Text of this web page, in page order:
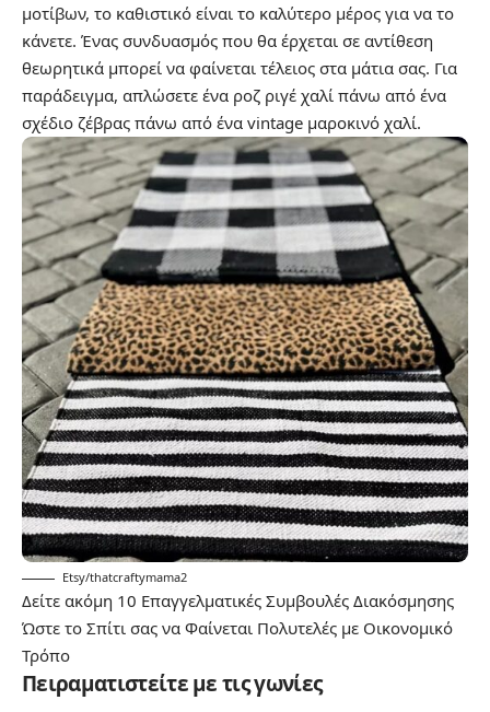
μοτίβων, το καθιστικό είναι το καλύτερο μέρος για να το
κάνετε. Ένας συνδυασμός που θα έρχεται σε αντίθεση
θεωρητικά μπορεί να φαίνεται τέλειος στα μάτια σας. Για
παράδειγμα, απλώσετε ένα ροζ ριγέ χαλί πάνω από ένα
σχέδιο ζέβρας πάνω από ένα vintage μαροκινό χαλί.
Etsy/thatcraftymama2
Δείτε ακόμη 10 Επαγγελματικές Συμβουλές Διακόσμησης
Ώστε το Σπίτι σας να Φαίνεται Πολυτελές με Οικονομικό
Τρόπο
Πειραματιστείτε με τις γωνίες